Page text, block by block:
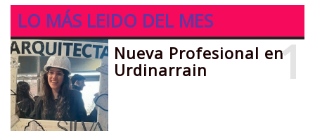
LO MÁS LEIDO DEL MES
1
Nueva Profesional en
Urdinarrain